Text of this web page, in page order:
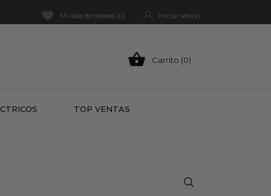
Mi lista de deseos (0) Iniciar sesión
 Carrito (0)
TOP VENTAS